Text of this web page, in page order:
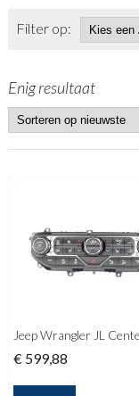
Filter op:
Enig resultaat
Jeep Wrangler JL
€ 599,88